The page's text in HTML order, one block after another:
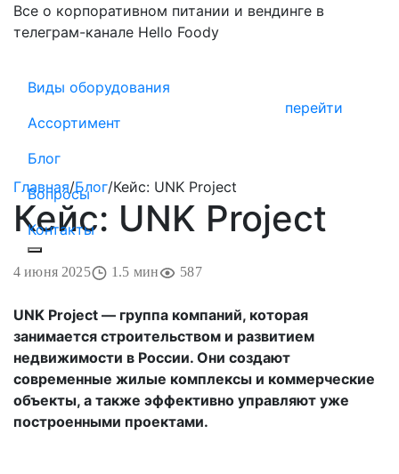
Все о корпоративном питании и вендинге в
телеграм-канале Hello Foody
перейти
Виды оборудования
Ассортимент
Блог
Вопросы
Контакты
Главная/Блог/Кейс: UNK Project
Кейс: UNK Project
4 июня 2025 1.5 мин 587
UNK Project — группа компаний, которая
занимается строительством и развитием
недвижимости в России. Они создают
современные жилые комплексы и коммерческие
объекты, а также эффективно управляют уже
построенными проектами.